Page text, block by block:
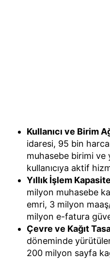
Kullanıcı ve Birim
idaresi, 95 bin
muhasebe birimi ve
kullanıcıya aktif
Yıllık İşlem
milyon muhasebe
emri, 3 milyon
milyon e-fatura
Çevre ve Kağıt
döneminde
200 milyon sayfa